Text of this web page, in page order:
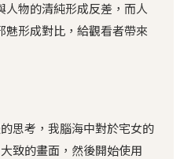
物的清純形成反差，而人
形成對比，給觀看者帶來
思考，我腦海中對於宅女的
致的畫面，然後開始使用